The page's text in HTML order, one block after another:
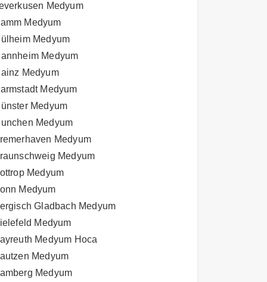
Medyum
Medyum
Medyum
Medyum
Medyum
Medyum
Medyum
Medyum
Medyum
Medyum
Medyum
Medyum
Gladbach Medyum
Medyum
Medyum Hoca
Medyum
Medyum